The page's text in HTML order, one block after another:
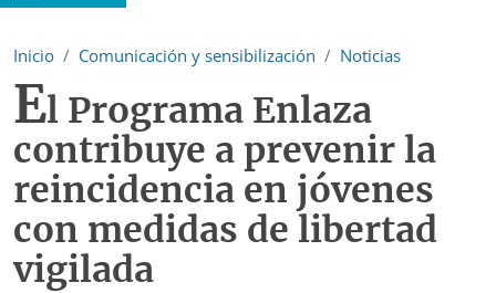
Inicio Comunicación y sensibilización Noticias
El Programa Enlaza
contribuye a prevenir la
reincidencia en jóvenes
con medidas de libertad
vigilada